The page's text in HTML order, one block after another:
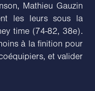
Mathieu Gauzin
les leurs sous la
time (74-82, 38e).
à la finition pour
et valider